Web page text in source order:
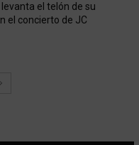
el telón de su
el concierto de JC